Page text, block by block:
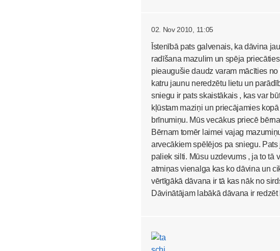
02. Nov 2010, 11:05
Īstenībā pats galvenais, ka dāvina
radīšana mazulim un spēja
pieaugušie daudz varam mācīties
katru jaunu neredzētu lietu un
sniegu ir pats skaistākais , kas var
kļūstam maziņi un priecājamies
brīnumiņu. Mūs vecākus priecē
Bērnam tomēr laimei vajag
arvecākiem spēlējos pa sniegu.
paliek silti. Mūsu uzdevums , ja to tā
atmiņas vienalga kas ko dāvina un
vērtīgākā dāvana ir tā kas nāk no
Dāvinātājam labākā dāvana ir